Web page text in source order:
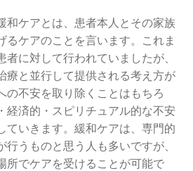
護とは
を紹介
和ケアとは、患者本人とその家族
るケアのことを言います。これま
に対して行われていましたが、
療と並行して提供される考え方が
の不安を取り除くことはもちろ
経済的・スピリチュアル的な不安
ていきます。緩和ケアは、専門的
うものと思う人も多いですが、
所でケアを受けることが可能で